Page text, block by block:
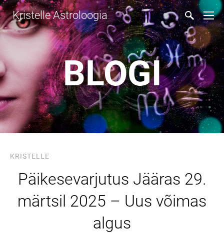
Kristelle Astroloogia
BLOGI
KRISTELLE
Päikesevarjutus Jääras 29.
märtsil 2025 – Uus võimas
algus